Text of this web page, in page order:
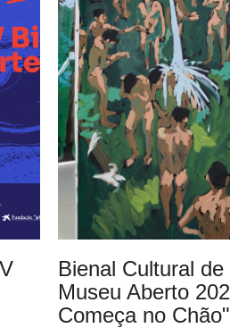
Bienal Cultural
Museu Aberto
Começa no Chão"